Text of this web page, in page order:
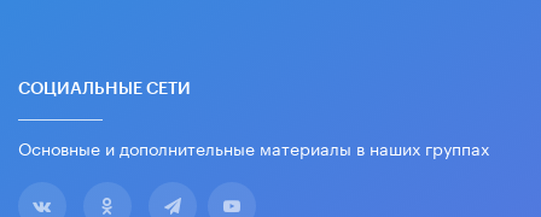
СОЦИАЛЬНЫЕ СЕТИ
Основные и дополнительные материалы в наших группах